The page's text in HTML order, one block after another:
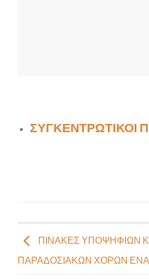
ΣΥΓΚΕΝΤΡΩΤΙΚΟΙ
ΠΙΝΑΚΕΣ ΥΠΟΨΗΦΙΩΝ
ΠΑΡΑΔΟΣΙΑΚΩΝ ΧΟΡΩΝ